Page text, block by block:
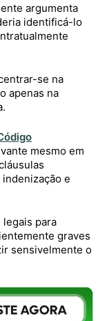
argumenta
identificá-lo
se na
apenas na
mesmo em
e
para
graves
sensivelmente o